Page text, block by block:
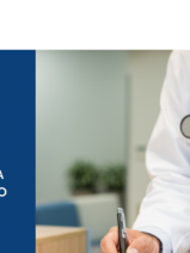
Публічна інформація
Прозорість влади